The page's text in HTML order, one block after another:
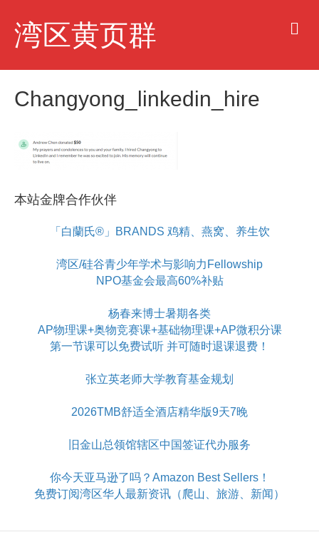
湾区黄页群
u
Changyong_linkedin_hire
本站金牌合作伙伴
「白蘭氏®」BRANDS 鸡精、燕窝、养生饮
湾区/硅谷青少年学术与影响力Fellowship
NPO基金会最高60%补贴
杨春来博士暑期各类
AP物理课+奥物竞赛课+基础物理课+AP微积分课
第一节课可以免费试听 并可随时退课退费！
张立英老师大学教育基金规划
2026TMB舒适全酒店精华版9天7晚
旧金山总领馆辖区中国签证代办服务
你今天亚马逊了吗？Amazon Best Sellers！
免费订阅湾区华人最新资讯（爬山、旅游、新闻）